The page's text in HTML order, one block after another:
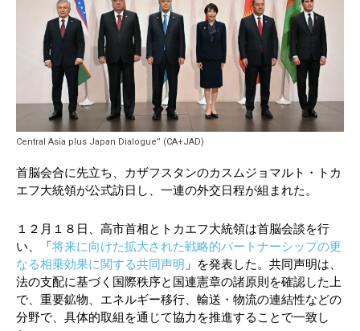
Central Asia plus Japan Dialogue” (CA+JAD)
首脳会合に先立ち、カザフスタンのカスムジョマルト・トカ
エフ大統領が公式訪日し、一連の外交日程が組まれた。
１２月１８日、高市首相とトカエフ大統領は首脳会談を行
い、「 将来に向けた拡大された戦略的パートナーシップの更
なる相乗効果に関する共同声明 」を発表した。共同声明は、
法の支配に基づく国際秩序と国連憲章の諸原則を確認した上
で、重要鉱物、エネルギー移行、輸送・物流の連結性などの
分野で、具体的取組を通じて協力を推進することで一致し